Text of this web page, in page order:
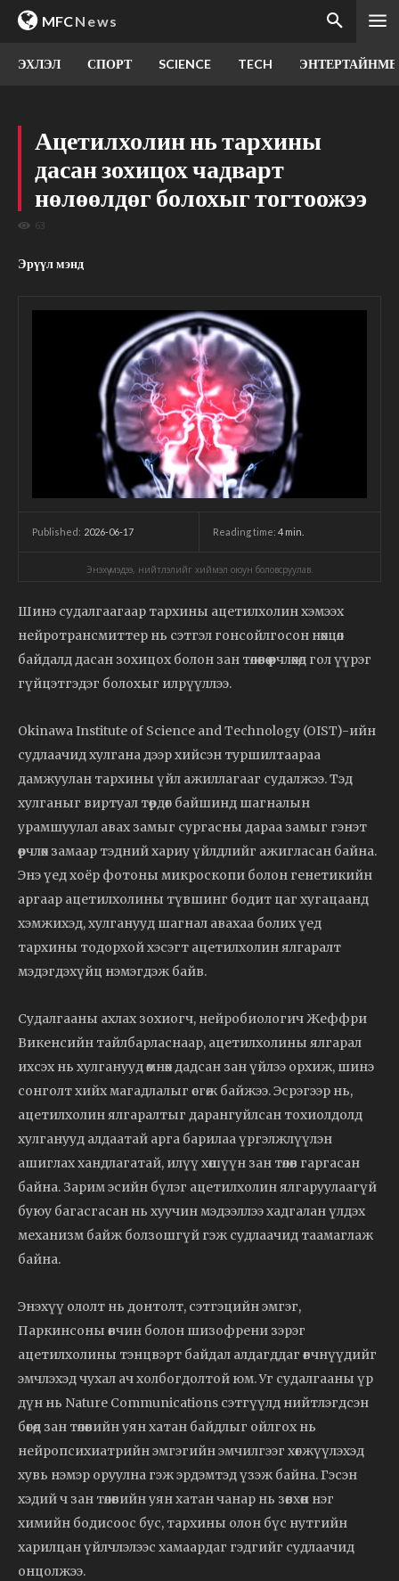
MFCNews
ЭХЛЭЛ СПОРТ SCIENCE TECH
Ацетилхолин нь тархины
дасан зохицох чадварт
нөлөөлдөг болохыг тогтоожээ
63
Эрүүл мэнд
Published: 2026-06-17 Reading time: 4 min.
Энэхүү мэдээ, нийтлэлийг хиймэл оюун боловсруулав.
Шинэ судалгаагаар тархины ацетилхолин хэмээх
нейротрансмиттер нь сэтгэл гонсойлгосон нөхцөл
байдалд дасан зохицох болон зан төлөвөө өөрчлөхөд гол үүрэг
гүйцэтгэдэг болохыг илрүүллээ.
Okinawa Institute of Science and Technology (OIST)-ийн
судлаачид хулгана дээр хийсэн туршилтаараа
дамжуулан тархины үйл ажиллагааг судалжээ. Тэд
хулганыг виртуал төөрдөг байшинд шагналын
урамшуулал авах замыг сургасны дараа замыг гэнэт
өөрчлөх замаар тэдний хариу үйлдлийг ажигласан байна.
Энэ үед хоёр фотоны микроскопи болон генетикийн
аргаар ацетилхолины түвшинг бодит цаг хугацаанд
хэмжихэд, хулганууд шагнал авахаа болих үед
тархины тодорхой хэсэгт ацетилхолин ялгаралт
мэдэгдэхүйц нэмэгдэж байв.
Судалгааны ахлах зохиогч, нейробиологич Жеффри
Викенсийн тайлбарласнаар, ацетилхолины ялгарал
ихсэх нь хулганууд өмнөх дадсан зан үйлээ орхиж, шинэ
сонголт хийх магадлалыг өсгөж байжээ. Эсрэгээр нь,
ацетилхолин ялгаралтыг дарангуйлсан тохиолдолд
хулганууд алдаатай арга барилаа үргэлжлүүлэн
ашиглах хандлагатай, илүү хөшүүн зан төлөв гаргасан
байна. Зарим эсийн бүлэг ацетилхолин ялгаруулаагүй
буюу багасгасан нь хуучин мэдээллээ хадгалан үлдэх
механизм байж болзошгүй гэж судлаачид таамаглаж
байна.
Энэхүү ололт нь донтолт, сэтгэцийн эмгэг,
Паркинсоны өвчин болон шизофрени зэрэг
ацетилхолины тэнцвэрт байдал алдагддаг өвчнүүдийг
эмчлэхэд чухал ач холбогдолтой юм. Уг судалгааны үр
дүн нь Nature Communications сэтгүүлд нийтлэгдсэн
бөгөөд зан төлөвийн уян хатан байдлыг ойлгох нь
нейропсихиатрийн эмгэгийн эмчилгээг хөгжүүлэхэд
хувь нэмэр оруулна гэж эрдэмтэд үзэж байна. Гэсэн
хэдий ч зан төлөвийн уян хатан чанар нь зөвхөн нэг
химийн бодисоос бус, тархины олон бүс нутгийн
харилцан үйлчлэлээс хамаардаг гэдгийг судлаачид
онцолжээ.